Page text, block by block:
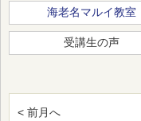
海老名マルイ教室
受講生の声
< 前月へ